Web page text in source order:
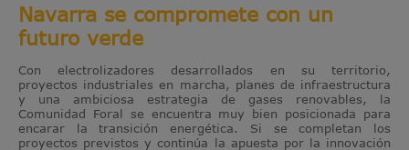
Navarra se compromete con un
futuro verde
Con electrolizadores desarrollados en su territorio,
proyectos industriales en marcha, planes de infraestructura
y una ambiciosa estrategia de gases renovables, la
Comunidad Foral se encuentra muy bien posicionada para
encarar la transición energética. Si se completan los
proyectos previstos y continúa la apuesta por la innovación